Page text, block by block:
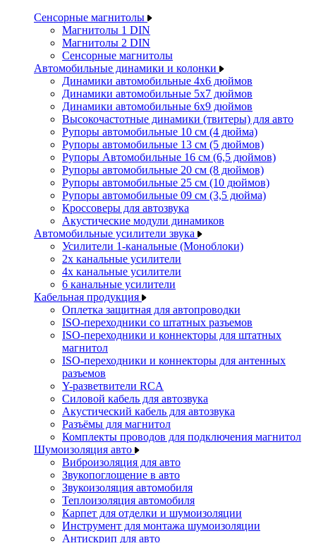
Сенсорные магнитолы
Магнитолы 1 DIN
Магнитолы 2 DIN
Сенсорные магнитолы
Автомобильные динамики и колонки
Динамики автомобильные 4x6 дюймов
Динамики автомобильные 5x7 дюймов
Динамики автомобильные 6x9 дюймов
Высокочастотные динамики (твитеры) для авто
Рупоры автомобильные 10 см (4 дюйма)
Рупоры автомобильные 13 см (5 дюймов)
Рупоры Автомобильные 16 см (6,5 дюймов)
Рупоры автомобильные 20 см (8 дюймов)
Рупоры автомобильные 25 см (10 дюймов)
Рупоры автомобильные 09 см (3,5 дюйма)
Кроссоверы для автозвука
Акустические модули динамиков
Автомобильные усилители звука
Усилители 1-канальные (Моноблоки)
2х канальные усилители
4х канальные усилители
6 канальные усилители
Кабельная продукция
Оплетка защитная для автопроводки
ISO-переходники со штатных разъемов
ISO-переходники и коннекторы для штатных
магнитол
ISO-переходники и коннекторы для антенных
разъемов
Y-разветвители RCA
Силовой кабель для автозвука
Акустический кабель для автозвука
Разъёмы для магнитол
Комплекты проводов для подключения магнитол
Шумоизоляция авто
Виброизоляция для авто
Звукопоглощение в авто
Звукоизоляция автомобиля
Теплоизоляция автомобиля
Карпет для отделки и шумоизоляции
Инструмент для монтажа шумоизоляции
Антискрип для авто